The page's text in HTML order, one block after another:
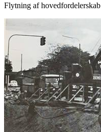
Flytning af hovedfordelerskab